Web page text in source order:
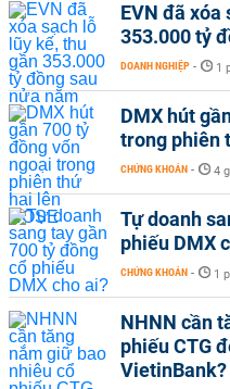
EVN đã xóa
353.000 tỷ
DOANH NGHIỆP - 1
DMX hút
trong phiên
CHỨNG KHOÁN - 4
Tự doanh
phiếu DMX
CHỨNG KHOÁN - 1
NHNN cần
phiếu CTG
VietinBank?